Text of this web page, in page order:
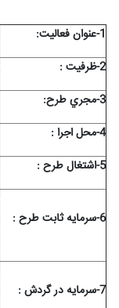
1-عنوان فعاليت:
2-ظرفيت :
3-مجري طرح:
4-محل اجرا :
5-اشتغال طرح :
6-سرمايه ثابت طرح :
7-سرمايه در گردش :